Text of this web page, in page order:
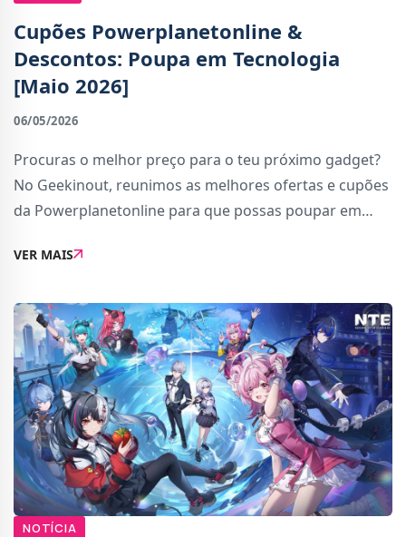
Cupões Powerplanetonline &
Descontos: Poupa em Tecnologia
[Maio 2026]
06/05/2026
Procuras o melhor preço para o teu próximo gadget?
No Geekinout, reunimos as melhores ofertas e cupões
da Powerplanetonline para que possas poupar em
de videojogos. Atualizamos esta página regul
VER MAIS
NOTÍCIA